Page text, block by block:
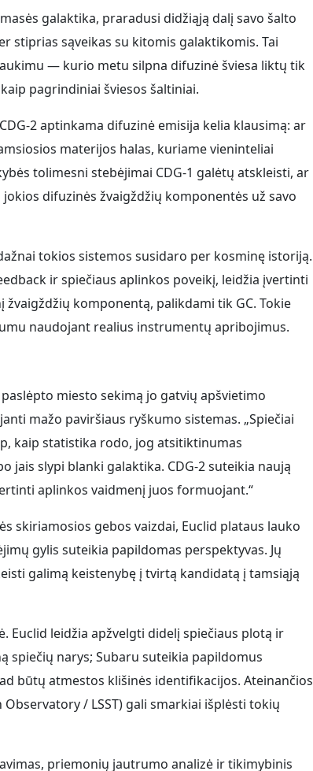
galaktika, praradusi didžiąją dalį savo šalto
stiprias sąveikas su kitomis galaktikomis. Tai
— kurio metu silpna difuzinė šviesa liktų tik
pagrindiniai šviesos šaltiniai.
2 aptinkama difuzinė emisija kelia klausimą: ar
materijos halas, kuriame vieninteliai
tolimesni stebėjimai CDG-1 galėtų atskleisti, ar
difuzinės žvaigždžių komponentės už savo
tokios sistemos susidaro per kosminę istoriją.
ir spiečiaus aplinkos poveikį, leidžia įvertinti
komponentą, palikdami tik GC. Tokie
naudojant realius instrumentų apribojimus.
miesto sekimą jo gatvių apšvietimo
mažo paviršiaus ryškumo sistemas. „Spiečiai
kaip statistika rodo, jog atsitiktinumas
slypi blanki galaktika. CDG-2 suteikia naują
aplinkos vaidmenį juos formuojant.“
skiriamosios gebos vaizdai, Euclid plataus lauko
gylis suteikia papildomas perspektyvas. Jų
galimą keistenybę į tvirtą kandidatą į tamsiąją
leidžia apžvelgti didelį spiečiaus plotą ir
spiečių narys; Subaru suteikia papildomus
būtų atmestos klišinės identifikacijos. Ateinančios
/ LSST) gali smarkiai išplėsti tokių
priemonių jautrumo analizė ir tikimybinis